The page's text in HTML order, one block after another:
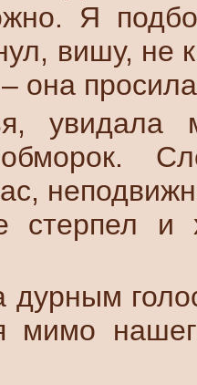
Я
вишу, не
она
увидала
и
дурным
мимо